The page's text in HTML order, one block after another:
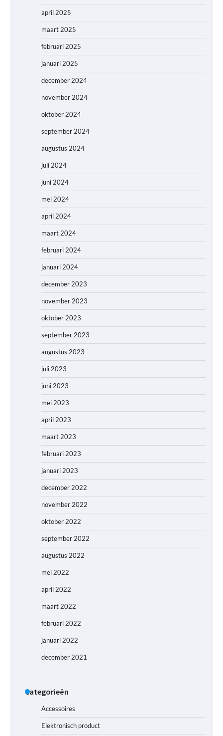
april 2025
maart 2025
februari 2025
januari 2025
december 2024
november 2024
oktober 2024
september 2024
augustus 2024
juli 2024
juni 2024
mei 2024
april 2024
maart 2024
februari 2024
januari 2024
december 2023
november 2023
oktober 2023
september 2023
augustus 2023
juli 2023
juni 2023
mei 2023
april 2023
maart 2023
februari 2023
januari 2023
december 2022
november 2022
oktober 2022
september 2022
augustus 2022
mei 2022
april 2022
maart 2022
februari 2022
januari 2022
december 2021
Categorieën
Accessoires
Elektronisch product